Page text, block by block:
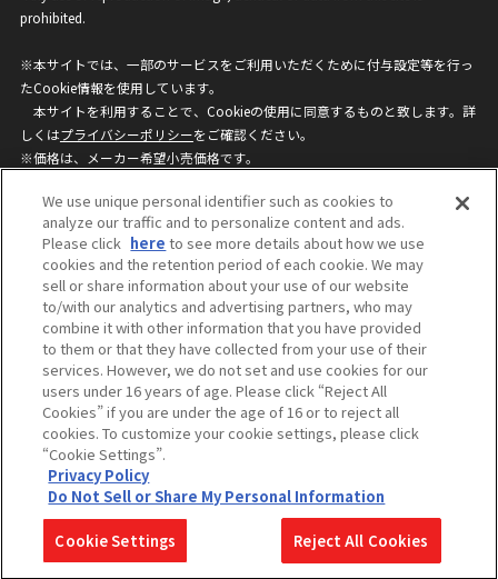
prohibited.
※本サイトでは、一部のサービスをご利用いただくために付与設定等を行っ
たCookie情報を使用しています。
本サイトを利用することで、Cookieの使用に同意するものと致します。詳
しくはプライバシーポリシーをご確認ください。
※価格は、メーカー希望小売価格です。
ざいますのでご了承ください。
privacypolicy
Do Not Sell or Share My
Personal Information
ウェブサイトご利用条件
ソーシャルメディアポリシー
個人情報保護方針
お問い合わせ
©BANDAI
コピーライト一覧を表示する
We use unique personal identifier such as cookies to
analyze our traffic and to personalize content and ads.
Please click here to see more details about how we use
cookies and the retention period of each cookie. We may
sell or share information about your use of our website
to/with our analytics and advertising partners, who may
combine it with other information that you have provided
to them or that they have collected from your use of their
services. However, we do not set and use cookies for our
users under 16 years of age. Please click “Reject All
Cookies” if you are under the age of 16 or to reject all
cookies. To customize your cookie settings, please click
“Cookie Settings”.
Privacy Policy
Do Not Sell or Share My Personal Information
Cookie Settings Reject All Cookies